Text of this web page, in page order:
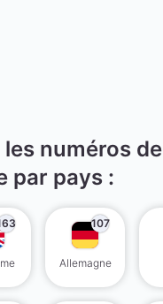
numéros de
par pays :
107
Allemagne